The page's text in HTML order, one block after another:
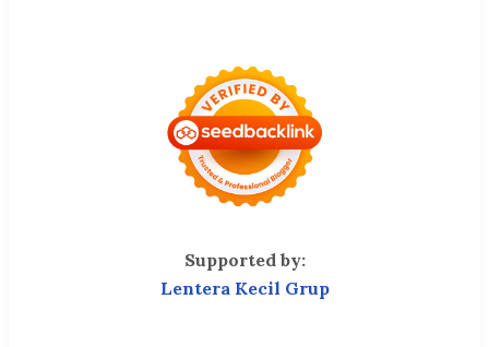
Supported by:
Lentera Kecil Grup